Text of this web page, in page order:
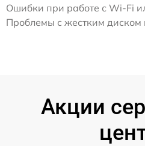
Ошибки при работе с Wi-Fi
Проблемы с жестким диском
Акции